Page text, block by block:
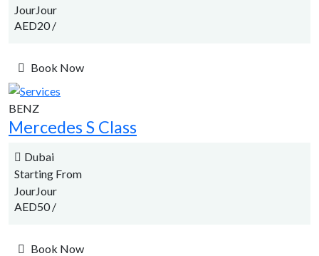
JourJour
AED20/
Book Now
BENZ
Mercedes S Class
Dubai
Starting From
JourJour
AED50/
Book Now